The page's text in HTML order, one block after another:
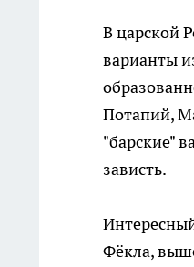
В царской
варианты
Потапий,
"барские"
зависть.
Фёкла,